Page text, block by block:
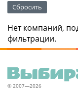
Сбросить
Нет компаний,
фильтрации.
© 2007—2026